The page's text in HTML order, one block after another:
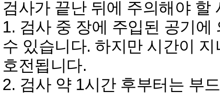
검사가 끝난 뒤에 주의해야 할
1. 검사 중 장에 주입된 공기
수 있습니다. 하지만 시간이
호전됩니다.
2. 검사 약 1시간 후부터는 부